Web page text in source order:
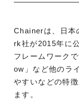
Chainerは、日
rk社が2015年に
フレームワーク
ow」など他のラ
やすいなどの特
ます。